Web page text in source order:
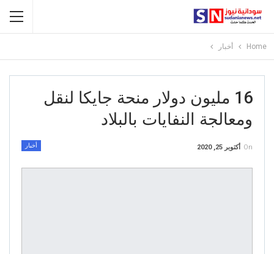
Home أخبار
16 مليون دولار منحة جايكا لنقل
ومعالجة النفايات بالبلاد
أخبار On أكتوبر 25, 2020